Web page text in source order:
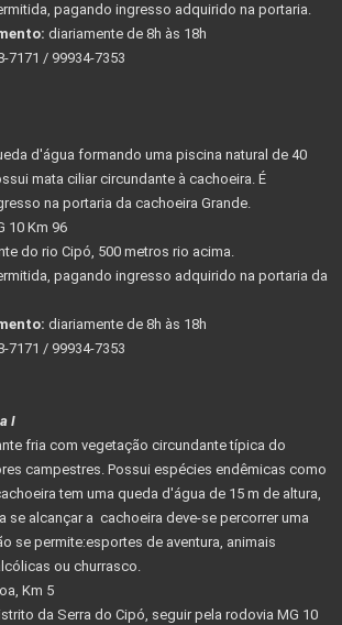
pagando ingresso adquirido na portaria.
diariamente de 8h às 18h
7171 / 99934-7353
d'água formando uma piscina natural de 40
mata ciliar circundante à cachoeira. É
na portaria da cachoeira Grande.
10 Km 96
do rio Cipó, 500 metros rio acima.
pagando ingresso adquirido na portaria da
diariamente de 8h às 18h
7171 / 99934-7353
I
fria com vegetação circundante típica do
campestres. Possui espécies endêmicas como
tem uma queda d'água de 15 m de altura,
se alcançar a cachoeira deve-se percorrer uma
se permite:esportes de aventura, animais
ou churrasco.
Km 5
da Serra do Cipó, seguir pela rodovia MG 10